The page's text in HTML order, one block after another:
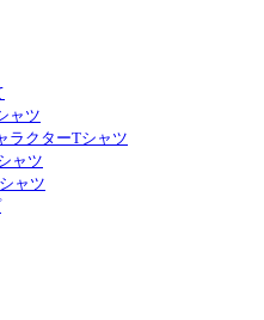
ャツ
ラクターTシャツ
ャツ
ャツ